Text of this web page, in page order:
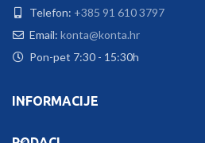
Telefon: +385 91 610 3797
Email: konta@konta.hr
Pon-pet 7:30 - 15:30h
INFORMACIJE